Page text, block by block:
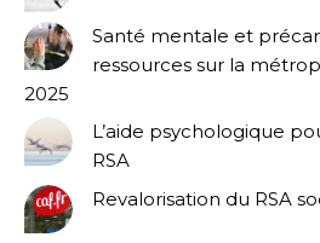
Santé mentale et
ressources sur la
2025
L’aide psychologique
RSA
Revalorisation du RSA